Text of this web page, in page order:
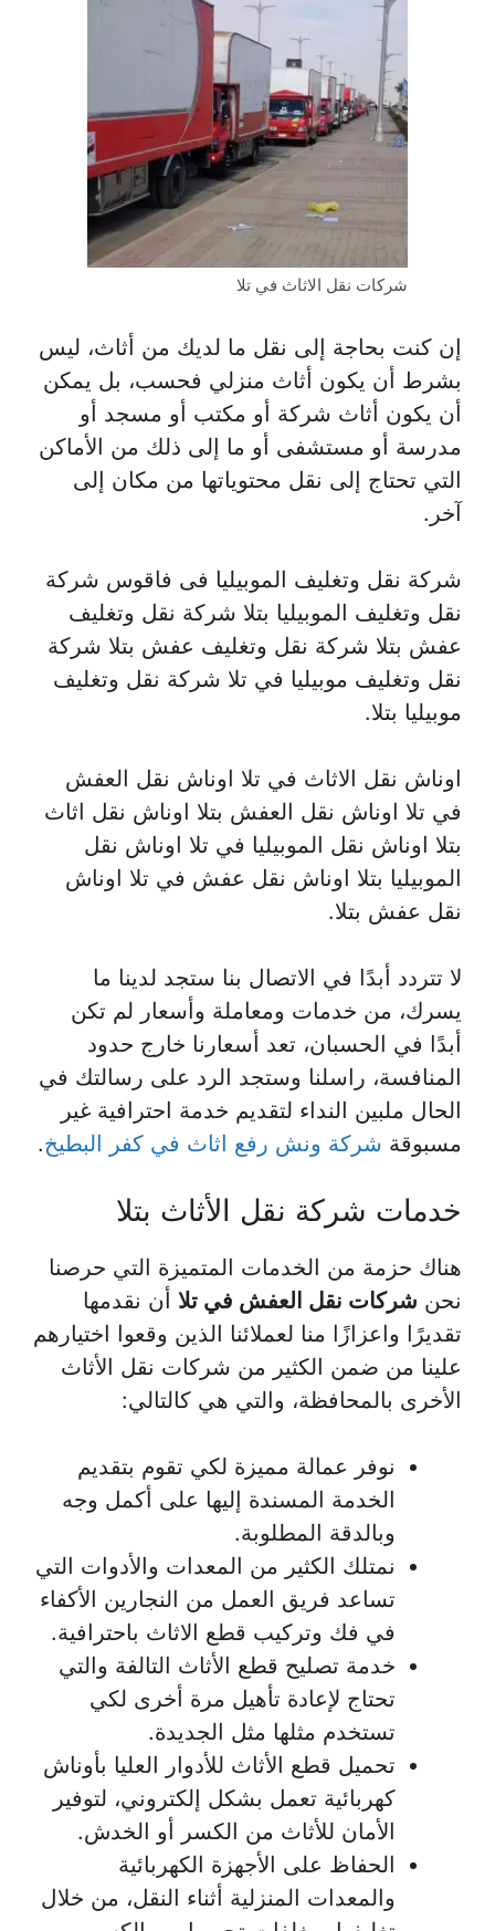
شركات نقل الاثاث في تلا
إن كنت بحاجة إلى نقل ما لديك من أثاث، ليس
بشرط أن يكون أثاث منزلي فحسب، بل يمكن
أن يكون أثاث شركة أو مكتب أو مسجد أو
مدرسة أو مستشفى أو ما إلى ذلك من الأماكن
التي تحتاج إلى نقل محتوياتها من مكان إلى
آخر.
شركة نقل وتغليف الموبيليا فى فاقوس شركة
نقل وتغليف الموبيليا بتلا شركة نقل وتغليف
عفش بتلا شركة نقل وتغليف عفش بتلا شركة
نقل وتغليف موبيليا في تلا شركة نقل وتغليف
موبيليا بتلا.
اوناش نقل الاثاث في تلا اوناش نقل العفش
في تلا اوناش نقل العفش بتلا اوناش نقل اثاث
بتلا اوناش نقل الموبيليا في تلا اوناش نقل
الموبيليا بتلا اوناش نقل عفش في تلا اوناش
نقل عفش بتلا.
لا تتردد أبدًا في الاتصال بنا ستجد لدينا ما
يسرك، من خدمات ومعاملة وأسعار لم تكن
أبدًا في الحسبان، تعد أسعارنا خارج حدود
المنافسة، راسلنا وستجد الرد على رسالتك في
الحال ملبين النداء لتقديم خدمة احترافية غير
مسبوقة شركة ونش رفع اثاث في كفر البطيخ.
خدمات شركة نقل الأثاث بتلا
هناك حزمة من الخدمات المتميزة التي حرصنا
نحن شركات نقل العفش في تلا أن نقدمها
تقديرًا واعزازًا منا لعملائنا الذين وقعوا اختيارهم
علينا من ضمن الكثير من شركات نقل الأثاث
الأخرى بالمحافظة، والتي هي كالتالي:
نوفر عمالة مميزة لكي تقوم بتقديم
الخدمة المسندة إليها على أكمل وجه
وبالدقة المطلوبة.
نمتلك الكثير من المعدات والأدوات التي
تساعد فريق العمل من النجارين الأكفاء
في فك وتركيب قطع الاثاث باحترافية.
خدمة تصليح قطع الأثاث التالفة والتي
تحتاج لإعادة تأهيل مرة أخرى لكي
تستخدم مثلها مثل الجديدة.
تحميل قطع الأثاث للأدوار العليا بأوناش
كهربائية تعمل بشكل إلكتروني، لتوفير
الأمان للأثاث من الكسر أو الخدش.
الحفاظ على الأجهزة الكهربائية
والمعدات المنزلية أثناء النقل، من خلال